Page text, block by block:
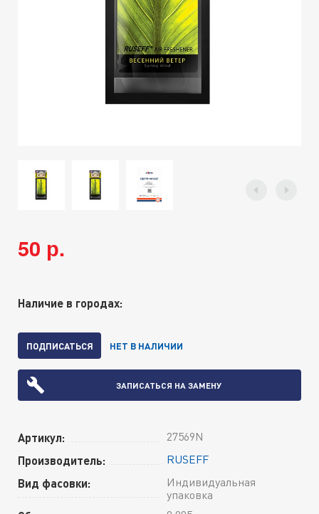
50 р.
Наличие в городах:
ПОДПИСАТЬСЯ НЕТ В НАЛИЧИИ
ЗАПИСАТЬСЯ НА ЗАМЕНУ
Артикул: 27569N
Производитель: RUSEFF
Вид фасовки:
Индивидуальная
упаковка